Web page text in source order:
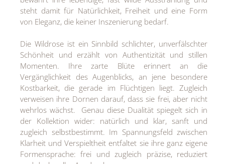
steht damit für Natürlichkeit, Freiheit und eine Form
von Eleganz, die keiner Inszenierung bedarf.
Die Wildrose ist ein Sinnbild schlichter, unverfälschter
Schönheit und erzählt von Authentizität und stillen
Momenten. Ihre zarte Blüte erinnert an die
Vergänglichkeit des Augenblicks, an jene besondere
Kostbarkeit, die gerade im Flüchtigen liegt. Zugleich
verweisen ihre Dornen darauf, dass sie frei, aber nicht
wehrlos wächst. Genau diese Dualität spiegelt sich in
der Kollektion wider: natürlich und klar, sanft und
zugleich selbstbestimmt. Im Spannungsfeld zwischen
Klarheit und Verspieltheit entfaltet sie ihre ganz eigene
Formensprache: frei und zugleich präzise, reduziert